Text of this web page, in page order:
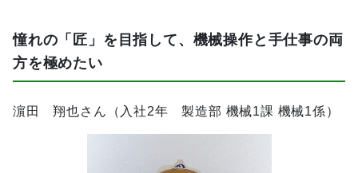
憧れの「匠」を目指して、機械操作と手仕事の両
方を極めたい
濵田 翔也さん（入社2年 製造部 機械1課 機械1係）